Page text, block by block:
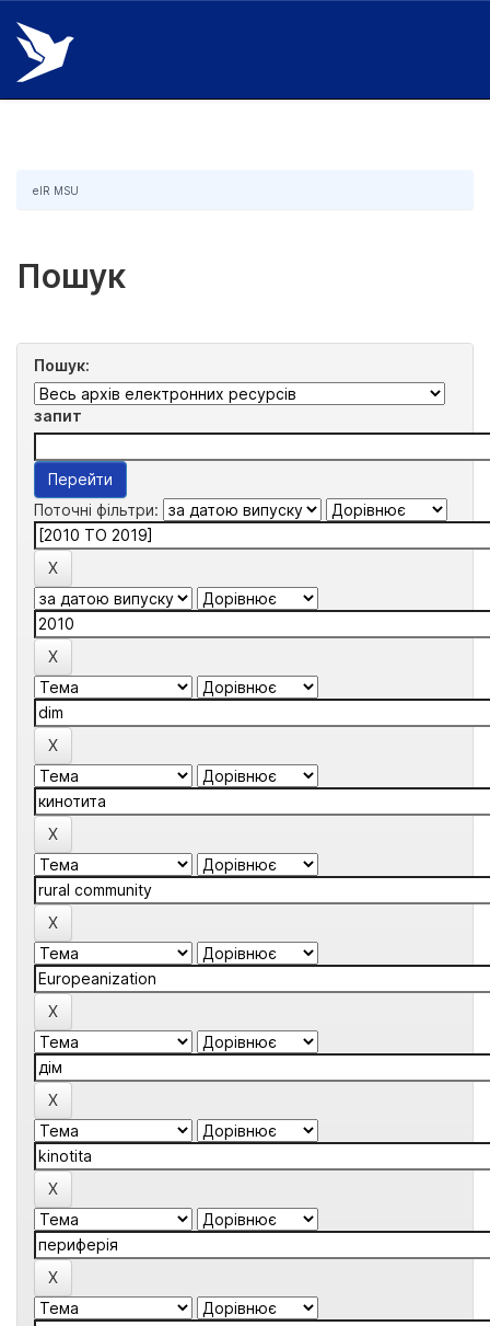
Skip
navigation
eIR MSU
Пошук
Пошук:
запит
Поточні фільтри: